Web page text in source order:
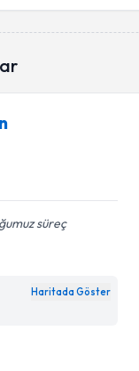
süreç
Haritada Göster